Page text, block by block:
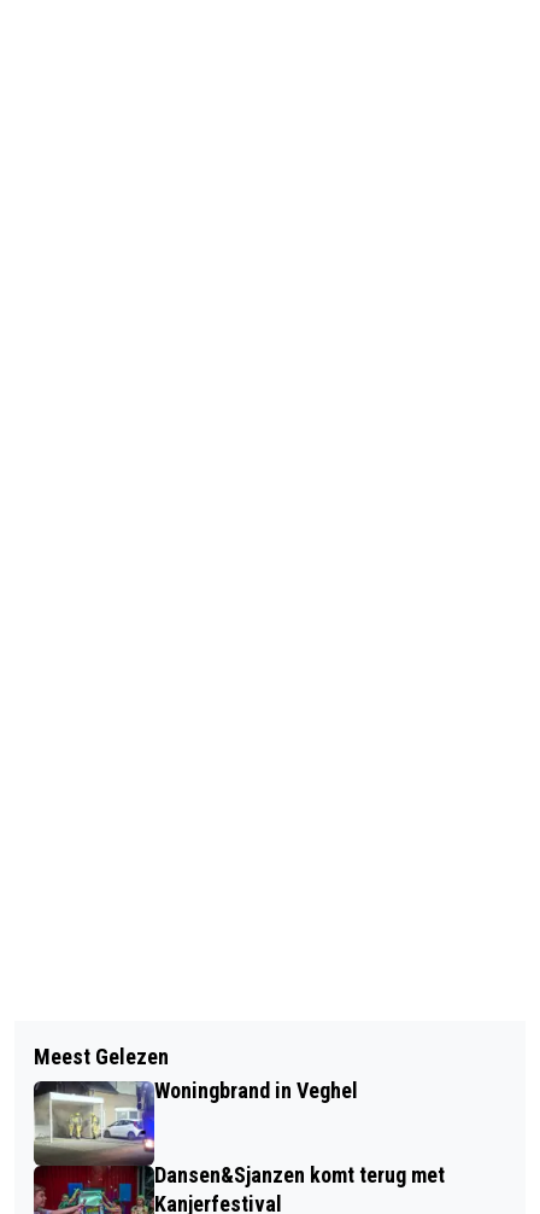
SPATADEREN BEHANDELEN IN
WIJCHEN VOOR PATIËNTEN UIT
MEIERIJSTAD
JOCHEM HANSSEN UIT VEGHEL
KWALIFICEERT ZICH VOOR FINALE
ONK POKER
Meest Gelezen
Woningbrand in Veghel
Dansen&Sjanzen komt terug met
Kanjerfestival